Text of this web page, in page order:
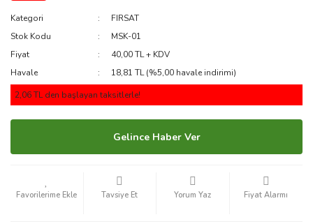
Kategori
FIRSAT
Stok Kodu
MSK-01
Fiyat
40,00 TL + KDV
Havale
18,81 TL (%5,00 havale indirimi)
2,06 TL den başlayan taksitlerle!
Gelince Haber Ver
Tavsiye Et Yorum Yaz Fiyat Alarmı